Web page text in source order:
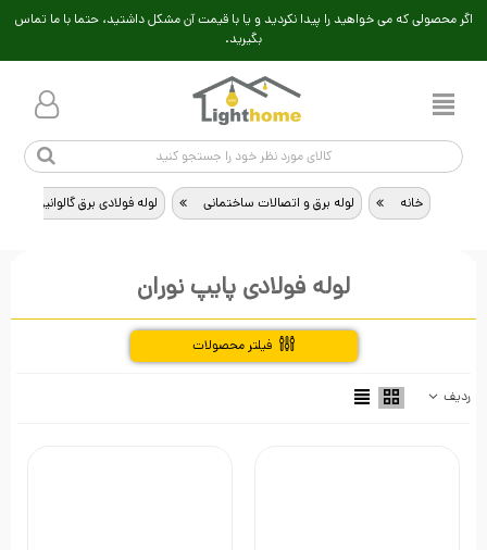
اگر محصولی که می خواهید را پیدا نکردید و یا با قیمت آن مشکل داشتید، حتما با ما تماس
بگیرید.
خانه > لوله برق و اتصالات ساختمانی > لوله فولادی برق گالوانیزه
لوله فولادی پایپ نوران
فیلتر محصولات
ردیف